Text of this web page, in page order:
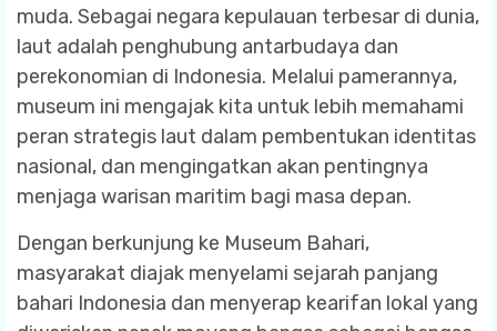
muda. Sebagai negara kepulauan terbesar di dunia,
laut adalah penghubung antarbudaya dan
perekonomian di Indonesia. Melalui pamerannya,
museum ini mengajak kita untuk lebih memahami
peran strategis laut dalam pembentukan identitas
nasional, dan mengingatkan akan pentingnya
menjaga warisan maritim bagi masa depan.
Dengan berkunjung ke Museum Bahari,
masyarakat diajak menyelami sejarah panjang
bahari Indonesia dan menyerap kearifan lokal yang